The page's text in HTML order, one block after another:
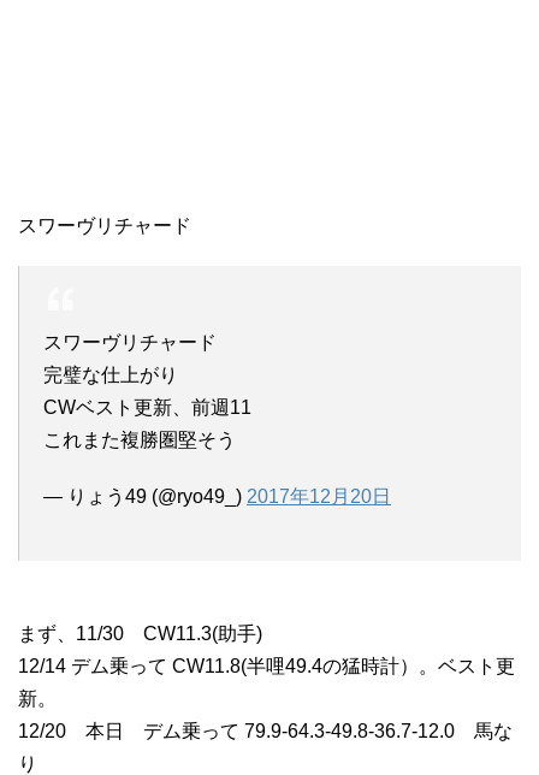
スワーヴリチャード
スワーヴリチャード
完璧な仕上がり
CWベスト更新、前週11
これまた複勝圏堅そう
— りょう49 (@ryo49_) 2017年12月20日
まず、11/30 CW11.3(助手)
12/14 デム乗って CW11.8(半哩49.4の猛時計）。ベスト更
新。
12/20 本日 デム乗って 79.9-64.3-49.8-36.7-12.0 馬な
り